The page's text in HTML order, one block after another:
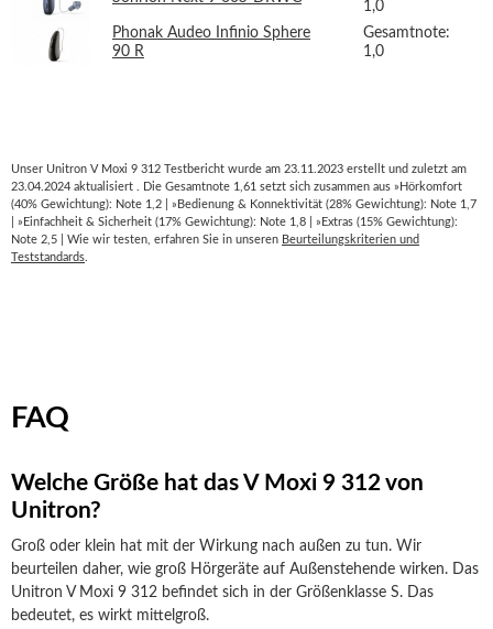
1,0
Phonak Audeo Infinio Sphere
90 R
Gesamtnote:
1,0
Unser Unitron V Moxi 9 312 Testbericht wurde am 23.11.2023 erstellt und zuletzt am
23.04.2024 aktualisiert . Die Gesamtnote 1,61 setzt sich zusammen aus »Hörkomfort
(40% Gewichtung): Note 1,2 | »Bedienung & Konnektivität (28% Gewichtung): Note 1,7
| »Einfachheit & Sicherheit (17% Gewichtung): Note 1,8 | »Extras (15% Gewichtung):
Note 2,5 | Wie wir testen, erfahren Sie in unseren Beurteilungskriterien und
Teststandards
FAQ
Welche Größe hat das V Moxi 9 312 von
Unitron?
Groß oder klein hat mit der Wirkung nach außen zu tun. Wir
beurteilen daher, wie groß Hörgeräte auf Außenstehende wirken. Das
Unitron V Moxi 9 312 befindet sich in der Größenklasse S. Das
bedeutet, es wirkt mittelgroß.